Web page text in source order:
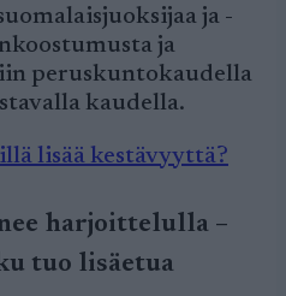
ja -
ja
peruskuntokaudella
kaudella.
lisää kestävyyttä?
harjoittelulla –
tuo lisäetua